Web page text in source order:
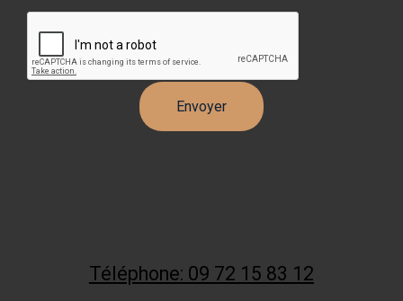
Téléphone: 09 72 15 83 12